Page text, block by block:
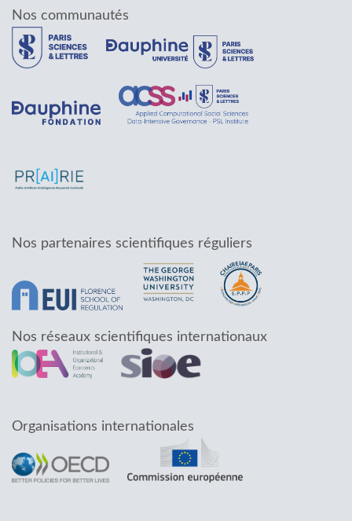
Nos communautés
Nos partenaires scientifiques réguliers
Nos réseaux scientifiques internationaux
Organisations internationales